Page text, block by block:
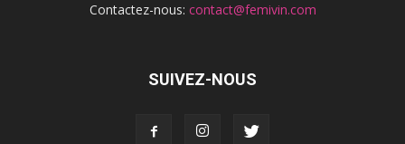
Contactez-nous: contact@femivin.com
SUIVEZ-NOUS